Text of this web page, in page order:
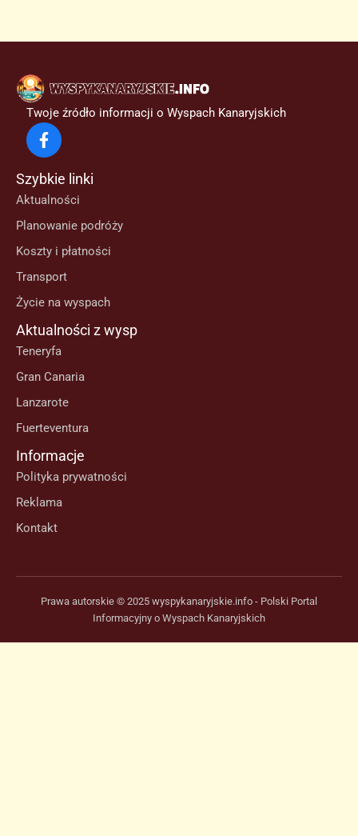
Twoje źródło informacji o Wyspach Kanaryjskich
Szybkie linki
Aktualności
Planowanie podróży
Koszty i płatności
Transport
Życie na wyspach
Aktualności z wysp
Teneryfa
Gran Canaria
Lanzarote
Fuerteventura
Informacje
Polityka prywatności
Reklama
Kontakt
Prawa autorskie © 2025 wyspykanaryjskie.info - Polski Portal
Informacyjny o Wyspach Kanaryjskich